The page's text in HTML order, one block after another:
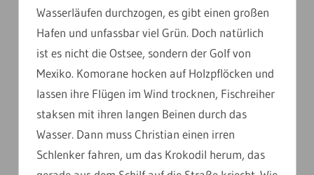
Wasserläufen durchzogen, es gibt einen großen
Hafen und unfassbar viel Grün. Doch natürlich
ist es nicht die Ostsee, sondern der Golf von
Mexiko. Komorane hocken auf Holzpflöcken und
lassen ihre Flügen im Wind trocknen, Fischreiher
staksen mit ihren langen Beinen durch das
Wasser. Dann muss Christian einen irren
Schlenker fahren, um das Krokodil herum, das